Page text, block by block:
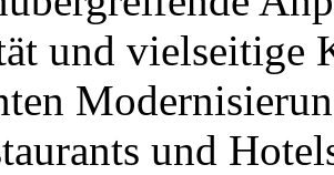
und vielseitige
und